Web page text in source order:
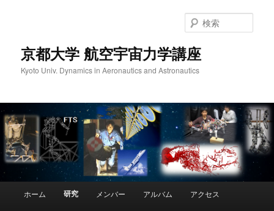
京都大学 航空宇宙力学講座
Kyoto Univ. Dynamics in Aeronautics and Astronautics
索
メ
ホーム 研究 メンバー アルバム アクセス